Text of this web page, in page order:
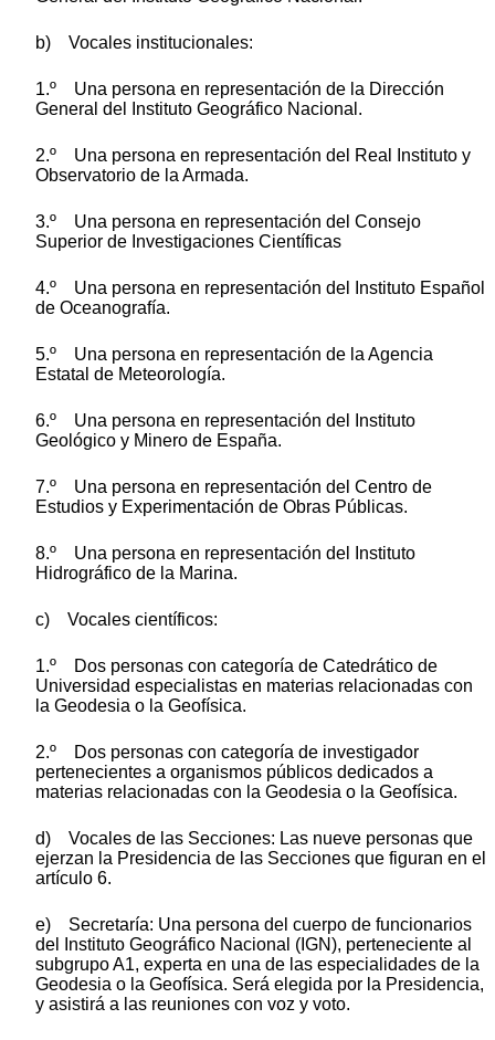
b) Vocales institucionales:
1.º Una persona en representación de la Dirección
General del Instituto Geográfico Nacional.
2.º Una persona en representación del Real Instituto y
Observatorio de la Armada.
3.º Una persona en representación del Consejo
Superior de Investigaciones Científicas
4.º Una persona en representación del Instituto Español
de Oceanografía.
5.º Una persona en representación de la Agencia
Estatal de Meteorología.
6.º Una persona en representación del Instituto
Geológico y Minero de España.
7.º Una persona en representación del Centro de
Estudios y Experimentación de Obras Públicas.
8.º Una persona en representación del Instituto
Hidrográfico de la Marina.
c) Vocales científicos:
1.º Dos personas con categoría de Catedrático de
Universidad especialistas en materias relacionadas con
la Geodesia o la Geofísica.
2.º Dos personas con categoría de investigador
pertenecientes a organismos públicos dedicados a
materias relacionadas con la Geodesia o la Geofísica.
d) Vocales de las Secciones: Las nueve personas que
ejerzan la Presidencia de las Secciones que figuran en el
artículo 6.
e) Secretaría: Una persona del cuerpo de funcionarios
del Instituto Geográfico Nacional (IGN), perteneciente al
subgrupo A1, experta en una de las especialidades de la
Geodesia o la Geofísica. Será elegida por la Presidencia,
y asistirá a las reuniones con voz y voto.